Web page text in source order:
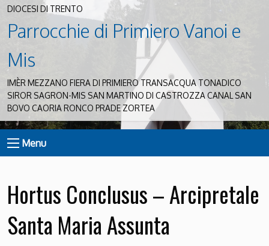
DIOCESI DI TRENTO
Parrocchie di Primiero Vanoi e
Mis
IMÈR MEZZANO FIERA DI PRIMIERO TRANSACQUA TONADICO
SIROR SAGRON-MIS SAN MARTINO DI CASTROZZA CANAL SAN
BOVO CAORIA RONCO PRADE ZORTEA
Menu
Hortus Conclusus – Arcipretale
Santa Maria Assunta